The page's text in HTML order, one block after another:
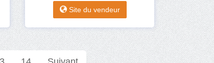
Site du vendeur